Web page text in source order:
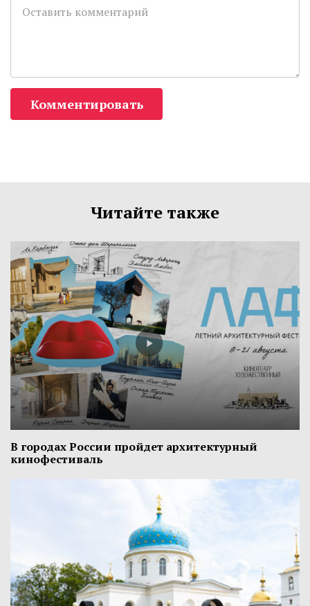
Комментировать
Читайте также
В городах России пройдет архитектурный
кинофестиваль